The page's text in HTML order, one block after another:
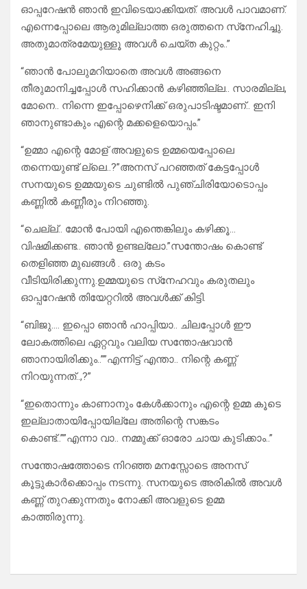
ഓപ്പറേഷൻ ഞാൻ ഇവിടെയാക്കിയത്. അവൾ പാവമാണ്.
എന്നെപ്പോലെ ആരുമില്ലാത്ത ഒരുത്തനെ സ്‌നേഹിച്ചു.
അതുമാത്രമേയുള്ളൂ അവൾ ചെയ്ത കുറ്റം..”
“ഞാൻ പോലുമറിയാതെ അവൾ അങ്ങനെ
തീരുമാനിച്ചപ്പോൾ സഹിക്കാൻ കഴിഞ്ഞില്ല.. സാരമില്ല,
മോനെ.. നിന്നെ ഇപ്പോഴെനിക്ക് ഒരുപാടിഷ്ടമാണ്.. ഇനി
ഞാനുണ്ടാകും എന്റെ മക്കളെയൊപ്പം.”
“ഉമ്മാ എന്റെ മോള് അവളുടെ ഉമ്മയെപ്പോലെ
തന്നെയുണ്ട് ല്ലെ..?”അനസ് പറഞ്ഞത് കേട്ടപ്പോൾ
സനയുടെ ഉമ്മയുടെ ചുണ്ടിൽ പുഞ്ചിരിയോടൊപ്പം
കണ്ണിൽ കണ്ണീരും നിറഞ്ഞു.
“ചെല്ല്.. മോൻ പോയി എന്തെങ്കിലും കഴിക്കൂ…
വിഷമിക്കണ്ട.. ഞാൻ ഉണ്ടല്ലോ.”സന്തോഷം കൊണ്ട്
തെളിഞ്ഞ മുഖങ്ങൾ . ഒരു കടം
വീടിയിരിക്കുന്നു.ഉമ്മയുടെ സ്‌നേഹവും കരുതലും
ഓപ്പറേഷൻ തിയേറ്ററിൽ അവൾക്ക് കിട്ടി.
“ബിജു…. ഇപ്പൊ ഞാൻ ഹാപ്പിയാ.. ചിലപ്പോൾ ഈ
ലോകത്തിലെ ഏറ്റവും വലിയ സന്തോഷവാൻ
ഞാനായിരിക്കും..””എന്നിട്ട് എന്താ.. നിന്റെ കണ്ണ്
നിറയുന്നത്..,?”
“ഇതൊന്നും കാണാനും കേൾക്കാനും എന്റെ ഉമ്മ കൂടെ
ഇല്ലാതായിപ്പോയില്ലേ അതിന്റെ സങ്കടം
കൊണ്ട്..””എന്നാ വാ.. നമ്മുക്ക് ഓരോ ചായ കുടിക്കാം..”
സന്തോഷത്തോടെ നിറഞ്ഞ മനസ്സോടെ അനസ്
കൂട്ടുകാർക്കൊപ്പം നടന്നു. സനയുടെ അരികിൽ അവൾ
കണ്ണ് തുറക്കുന്നതും നോക്കി അവളുടെ ഉമ്മ
കാത്തിരുന്നു.